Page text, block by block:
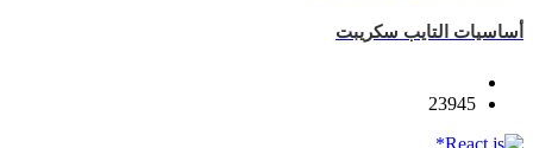
أساسيات التايب سكريبت
23945